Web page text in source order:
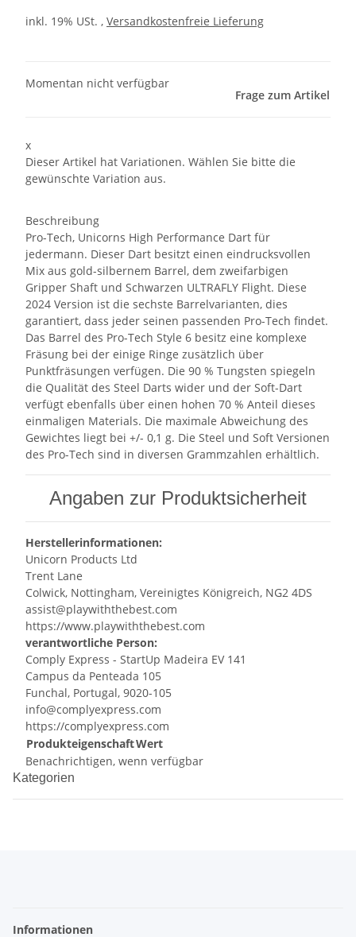
inkl. 19% USt. , Versandkostenfreie Lieferung
Momentan nicht verfügbar
Frage zum Artikel
x
Dieser Artikel hat Variationen. Wählen Sie bitte die
gewünschte Variation aus.
Beschreibung
Pro-Tech, Unicorns High Performance Dart für
jedermann. Dieser Dart besitzt einen eindrucksvollen
Mix aus gold-silbernem Barrel, dem zweifarbigen
Gripper Shaft und Schwarzen ULTRAFLY Flight. Diese
2024 Version ist die sechste Barrelvarianten, dies
garantiert, dass jeder seinen passenden Pro-Tech findet.
Das Barrel des Pro-Tech Style 6 besitz eine komplexe
Fräsung bei der einige Ringe zusätzlich über
Punktfräsungen verfügen. Die 90 % Tungsten spiegeln
die Qualität des Steel Darts wider und der Soft-Dart
verfügt ebenfalls über einen hohen 70 % Anteil dieses
einmaligen Materials. Die maximale Abweichung des
Gewichtes liegt bei +/- 0,1 g. Die Steel und Soft Versionen
des Pro-Tech sind in diversen Grammzahlen erhältlich.
Angaben zur Produktsicherheit
Herstellerinformationen:
Unicorn Products Ltd
Trent Lane
Colwick, Nottingham, Vereinigtes Königreich, NG2 4DS
assist@playwiththebest.com
https://www.playwiththebest.com
verantwortliche Person:
Comply Express - StartUp Madeira EV 141
Campus da Penteada 105
Funchal, Portugal, 9020-105
info@complyexpress.com
https://complyexpress.com
ProdukteigenschaftWert
Benachrichtigen, wenn verfügbar
Kategorien
Informationen